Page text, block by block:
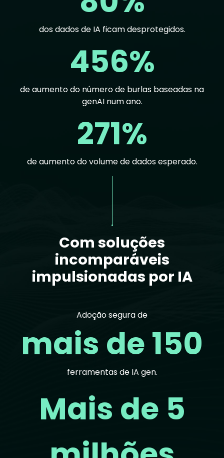
dos dados de IA ficam desprotegidos.
456%
de aumento do número de burlas baseadas na
genAI num ano.
271%
de aumento do volume de dados esperado.
Com soluções
incomparáveis
impulsionadas por IA
Adoção segura de
mais de 150
ferramentas de IA gen.
Mais de 5